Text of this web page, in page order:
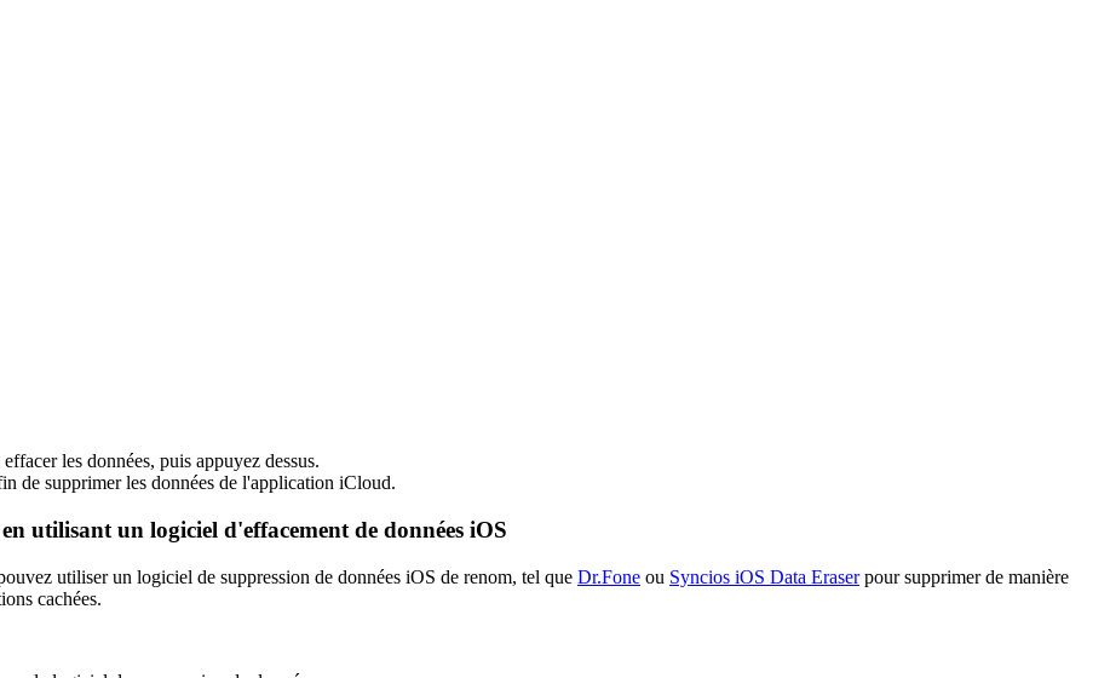
les données, puis appuyez dessus.
de supprimer les données de l'application iCloud.
utilisant un logiciel d'effacement de données iOS
utiliser un logiciel de suppression de données iOS de renom, tel que Dr.Fone ou Syncios iOS Data Eraserpour supprimer de manière
cachées.